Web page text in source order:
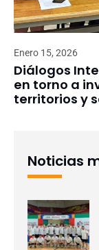
Enero 15, 2026
Diálogos
en torno a
territorios y
Noticias